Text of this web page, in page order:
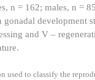
n = 162; males, n =
development
and V –
used to classify the